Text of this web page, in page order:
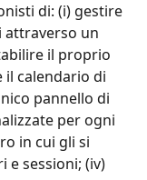
di: (i) gestire
attraverso un
il proprio
calendario di
pannello di
per ogni
in cui gli si
e sessioni; (iv)